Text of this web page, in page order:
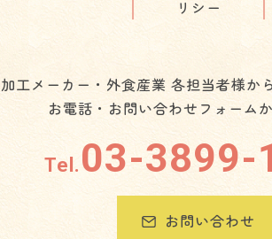
リシー
工メーカー・外食産業 各担当者様か
お電話・お問い合わせフォーム
Tel. 03-3899-
お問い合わせ